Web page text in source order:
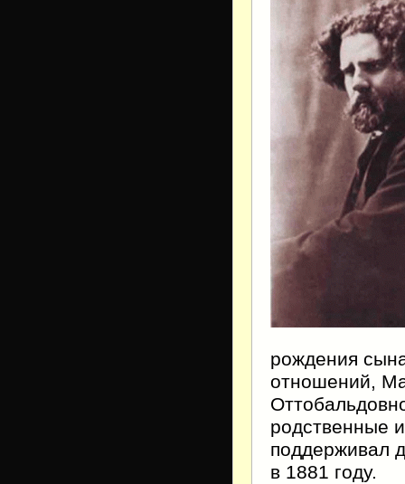
рождения
отношений,
родственные
поддерживал
в 1881 году.